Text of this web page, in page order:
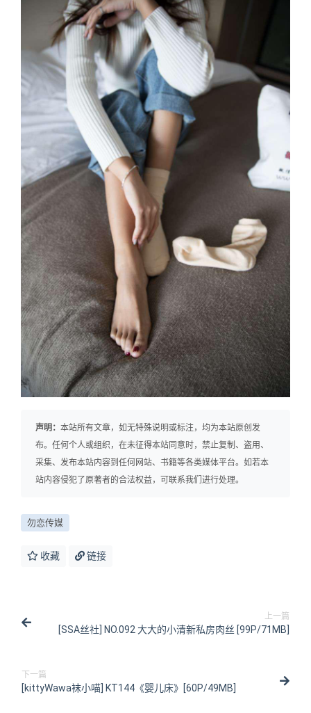
声明： 本站所有文章，如无特殊说明或标注，均为本站原创发
布。任何个人或组织，在未征得本站同意时，禁止复制、盗用、
采集、发布本站内容到任何网站、书籍等各类媒体平台。如若本
站内容侵犯了原著者的合法权益，可联系我们进行处理。
勿恋传媒
收藏 链接
上一篇
[SSA丝社] NO.092 大大的小清新私房肉丝 [99P/71MB]
下一篇
[kittyWawa袜小喵] KT144《婴儿床》[60P/49MB]